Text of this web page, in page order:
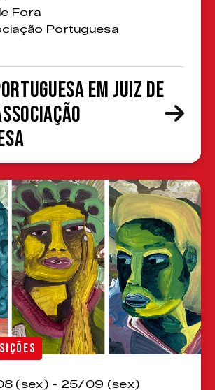
Fora
Portuguesa
em Juiz de
(sex) - 25/09 (sex)